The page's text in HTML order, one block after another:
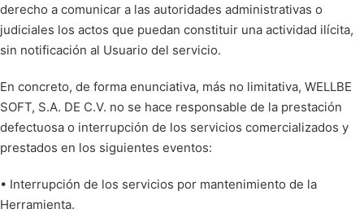
derecho a comunicar a las autoridades administrativas o
judiciales los actos que puedan constituir una actividad ilícita,
sin notificación al Usuario del servicio.
En concreto, de forma enunciativa, más no limitativa, WELLBE
SOFT, S.A. DE C.V. no se hace responsable de la prestación
defectuosa o interrupción de los servicios comercializados y
prestados en los siguientes eventos:
• Interrupción de los servicios por mantenimiento de la
Herramienta.